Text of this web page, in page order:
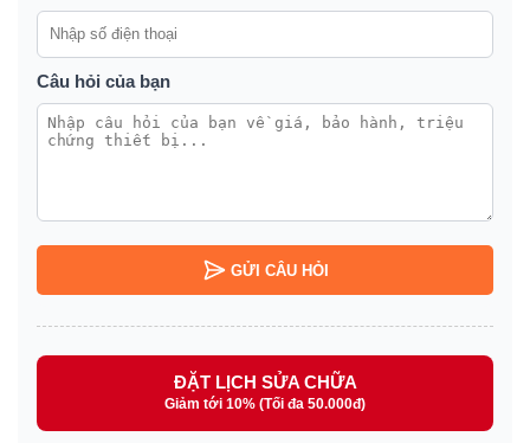
Câu hỏi của bạn
GỬI CÂU HỎI
ĐẶT LỊCH SỬA CHỮA
Giảm tới 10% (Tối đa 50.000đ)